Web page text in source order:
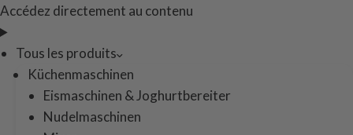
Accédez directement au contenu
Tous les produits
Küchenmaschinen
Eismaschinen & Joghurtbereiter
Nudelmaschinen